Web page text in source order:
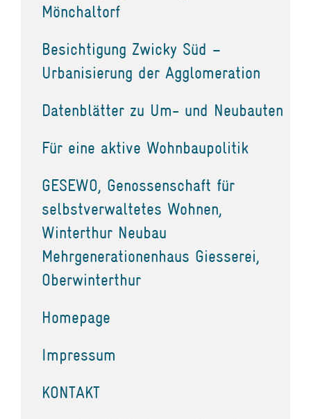
Mönchaltorf
Besichtigung Zwicky Süd –
Urbanisierung der Agglomeration
Datenblätter zu Um- und Neubauten
Für eine aktive Wohnbaupolitik
GESEWO, Genossenschaft für
selbstverwaltetes Wohnen,
Winterthur Neubau
Mehrgenerationenhaus Giesserei,
Oberwinterthur
Homepage
Impressum
KONTAKT